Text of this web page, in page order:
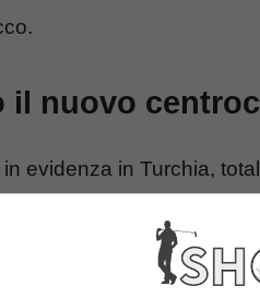
il nuovo
evidenza in Turchia,
che hanno
l’avevano